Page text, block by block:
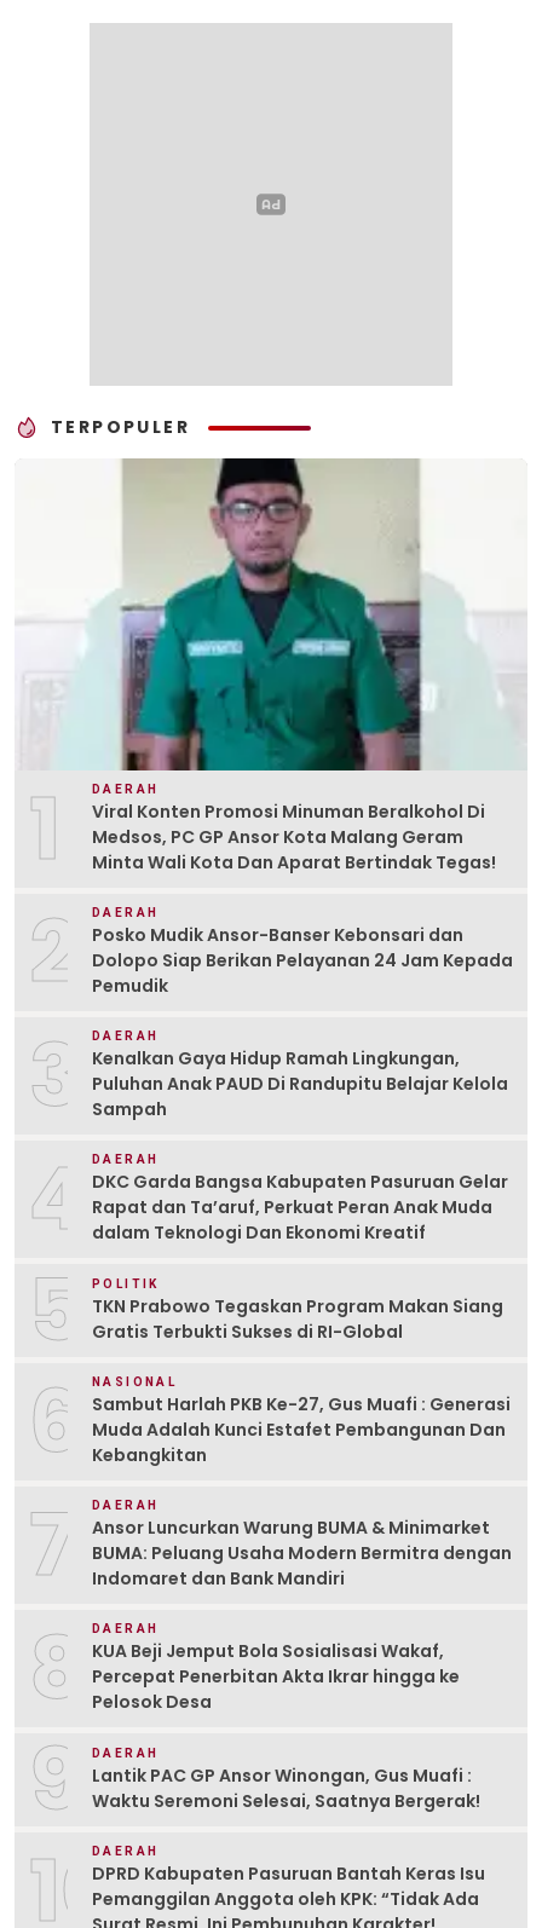
TERPOPULER
1 DAERAH
Viral Konten Promosi Minuman Beralkohol Di
Medsos, PC GP Ansor Kota Malang Geram
Minta Wali Kota Dan Aparat Bertindak Tegas!
2 DAERAH
Posko Mudik Ansor-Banser Kebonsari dan
Dolopo Siap Berikan Pelayanan 24 Jam Kepada
Pemudik
3 DAERAH
Kenalkan Gaya Hidup Ramah Lingkungan,
Puluhan Anak PAUD Di Randupitu Belajar Kelola
Sampah
4 DAERAH
DKC Garda Bangsa Kabupaten Pasuruan Gelar
Rapat dan Ta’aruf, Perkuat Peran Anak Muda
dalam Teknologi Dan Ekonomi Kreatif
5 POLITIK
TKN Prabowo Tegaskan Program Makan Siang
Gratis Terbukti Sukses di RI-Global
6 NASIONAL
Sambut Harlah PKB Ke-27, Gus Muafi : Generasi
Muda Adalah Kunci Estafet Pembangunan Dan
Kebangkitan
7 DAERAH
Ansor Luncurkan Warung BUMA & Minimarket
BUMA: Peluang Usaha Modern Bermitra dengan
Indomaret dan Bank Mandiri
8 DAERAH
KUA Beji Jemput Bola Sosialisasi Wakaf,
Percepat Penerbitan Akta Ikrar hingga ke
Pelosok Desa
9 DAERAH
Lantik PAC GP Ansor Winongan, Gus Muafi :
Waktu Seremoni Selesai, Saatnya Bergerak!
10DAERAH
DPRD Kabupaten Pasuruan Bantah Keras Isu
Pemanggilan Anggota oleh KPK: “Tidak Ada